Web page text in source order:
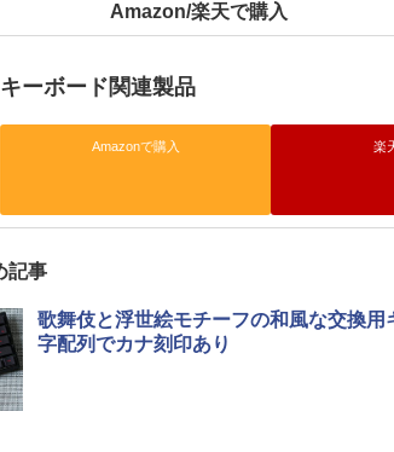
Amazon/楽天で購入
キーボード関連製品
Amazonで購入 楽
記事
歌舞伎と浮世絵モチーフの和風な交換用
字配列でカナ刻印あり